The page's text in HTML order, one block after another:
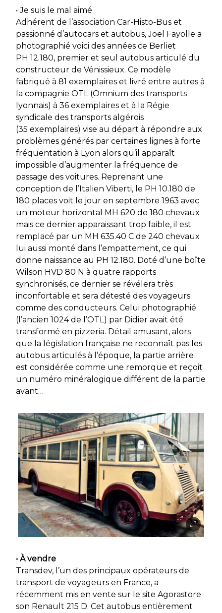
• Je suis le mal aimé
Adhérent de l’association Car-Histo-Bus et
passionné d’autocars et autobus, Joël Fayolle a
photographié voici des années ce Berliet
PH 12.180, premier et seul autobus articulé du
constructeur de Vénissieux. Ce modèle
fabriqué à 81 exemplaires et livré entre autres à
la compagnie OTL (Omnium des transports
lyonnais) à 36 exemplaires et à la Régie
syndicale des transports algérois
(35 exemplaires) vise au départ à répondre aux
problèmes générés par certaines lignes à forte
fréquentation à Lyon alors qu’il apparaît
impossible d’augmenter la fréquence de
passage des voitures. Reprenant une
conception de l’Italien Viberti, le PH 10.180 de
180 places voit le jour en septembre 1963 avec
un moteur horizontal MH 620 de 180 chevaux
mais ce dernier apparaissant trop faible, il est
remplacé par un MH 635.40 C de 240 chevaux
lui aussi monté dans l’empattement, ce qui
donne naissance au PH 12.180. Doté d’une boîte
Wilson HVD 80 N à quatre rapports
synchronisés, ce dernier se révélera très
inconfortable et sera détesté des voyageurs
comme des conducteurs. Celui photographié
(l’ancien 1024 de l’OTL) par Didier avait été
transformé en pizzeria. Détail amusant, alors
que la législation française ne reconnaît pas les
autobus articulés à l’époque, la partie arrière
est considérée comme une remorque et reçoit
un numéro minéralogique différent de la partie
avant…
• À vendre
Transdev, l’un des principaux opérateurs de
transport de voyageurs en France, a
récemment mis en vente sur le site Agorastore
son Renault 215 D. Cet autobus entièrement